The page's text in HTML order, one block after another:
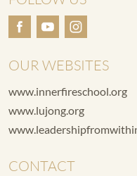
OUR WEBSITES
www.innerfireschool.org
www.lujong.org
CONTACT